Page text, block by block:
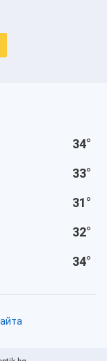
34°
33°
31°
32°
34°